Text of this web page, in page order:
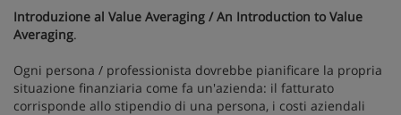
Introduzione al Value Averaging / An Introduction to Value
Averaging.
Ogni persona / professionista dovrebbe pianificare la propria
situazione finanziaria come fa un'azienda: il fatturato
corrisponde allo stipendio di una persona, i costi aziendali